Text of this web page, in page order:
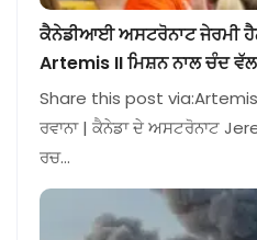
ਕੈਨੇਡੀਆਈ ਅਸਟਰੋਨਾਟ ਜੇਰਮੀ
Artemis II ਮਿਸ਼ਨ ਨਾਲ ਚੰਦ ਵੱਲ
Share this post
ਰਵਾਨਾ | ਕੈਨੇਡਾ ਦੇ ਅਸਟਰੋਨਾਟ
ਰਚ…